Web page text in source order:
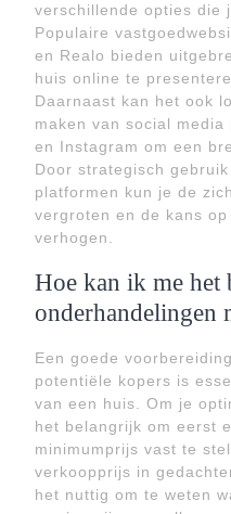
verschillende opties die
Populaire
en Realo bieden
huis online te
Daarnaast kan het ook
maken van social
en Instagram om een
Door strategisch
platformen kun je de
vergroten en de kans
verhogen.
Hoe kan ik me het
onderhandelingen
Een goede
potentiële kopers is
van een huis. Om je
het belangrijk om eerst
minimumprijs vast te
verkoopprijs in
het nuttig om te weten